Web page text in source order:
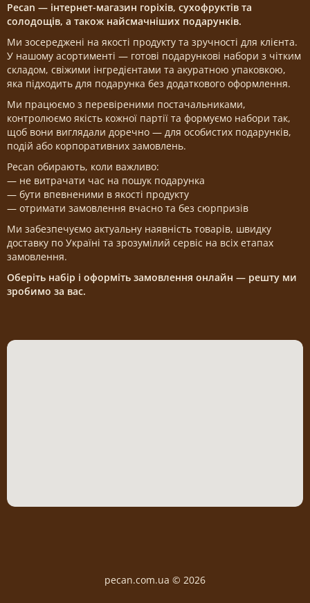
Pecan — інтернет-магазин горіхів, сухофруктів та
солодощів, а також найсмачніших подарунків.
Ми зосереджені на якості продукту та зручності для клієнта.
У нашому асортименті — готові подарункові набори з чітким
складом, свіжими інгредієнтами та акуратною упаковкою,
яка підходить для подарунка без додаткового оформлення.
Ми працюємо з перевіреними постачальниками,
контролюємо якість кожної партії та формуємо набори так,
щоб вони виглядали доречно — для особистих подарунків,
подій або корпоративних замовлень.
Pecan обирають, коли важливо:
— не витрачати час на пошук подарунка
— бути впевненими в якості продукту
— отримати замовлення вчасно та без сюрпризів
Ми забезпечуємо актуальну наявність товарів, швидку
доставку по Україні та зрозумілий сервіс на всіх етапах
замовлення.
Оберіть набір і оформіть замовлення онлайн — решту ми
зробимо за вас.
pecan.com.ua © 2026